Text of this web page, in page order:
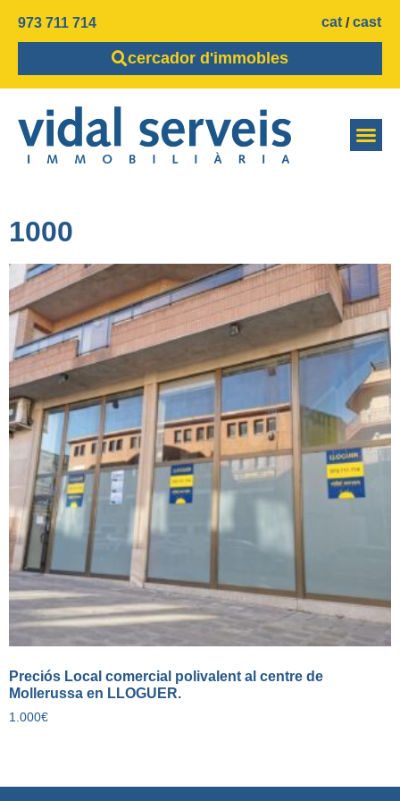
973 711 714 cat cast
cercador d'immobles
1000
Preciós Local comercial polivalent al centre de
Mollerussa en LLOGUER.
1.000€